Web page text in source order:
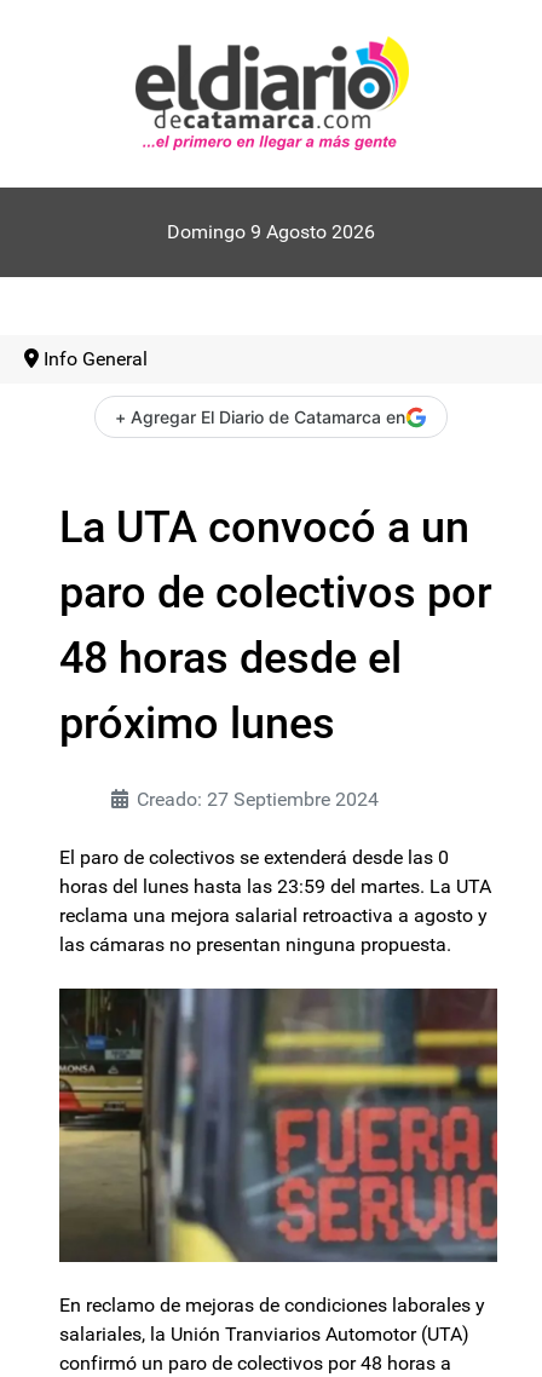
Domingo 9 Agosto 2026
Info General
+ Agregar El Diario de Catamarca en
La UTA convocó a un
paro de colectivos por
48 horas desde el
próximo lunes
Creado: 27 Septiembre 2024
El paro de colectivos se extenderá desde las 0
horas del lunes hasta las 23:59 del martes. La UTA
reclama una mejora salarial retroactiva a agosto y
las cámaras no presentan ninguna propuesta.
En reclamo de mejoras de condiciones laborales y
salariales, la Unión Tranviarios Automotor (UTA)
confirmó un paro de colectivos por 48 horas a